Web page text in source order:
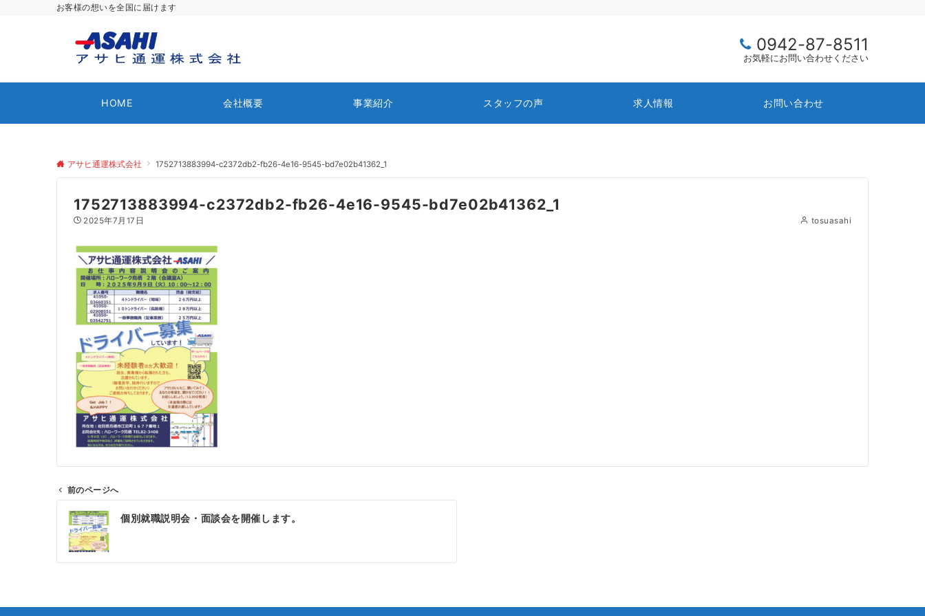
お客様の想いを全国に届けます
0942-87-8511
お気軽にお問い合わせください
HOME 会社概要 事業紹介 スタッフの声 求人情報 お問い合わせ
アサヒ通運株式会社 1752713883994-c2372db2-fb26-4e16-9545-bd7e02b41362_1
1752713883994-c2372db2-fb26-4e16-9545-bd7e02b41362_1
2025年7月17日 tosuasahi
ビ
シ
前のページへ
個別就職説明会・面談会を開催します。